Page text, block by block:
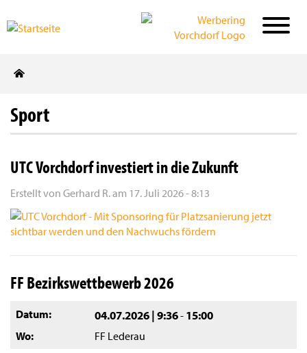
zum
Sport
UTC Vorchdorf investiert in die Zukunft
Erstellt von Gerhard R.am 17. Juli 2026 - 8:13
FF Bezirkswettbewerb 2026
Datum 04.07.2026 | 9:36- 15:00
Wo FF Lederau